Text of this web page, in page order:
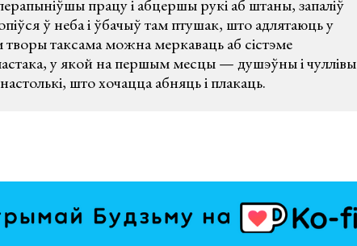
працу і абцершы рукі аб штаны, запаліў
ў неба і ўбачыў там птушак, што адлятаюць у
таксама можна меркаваць аб сістэме
у якой на першым месцы — душэўны і чуллівы
што хочацца абняць і плакаць.